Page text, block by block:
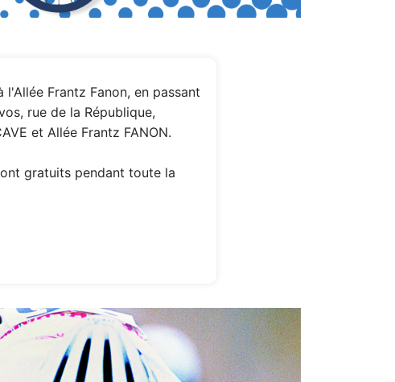
Frantz Fanon, en passant
rue de la République,
et Allée Frantz FANON.
gratuits pendant toute la